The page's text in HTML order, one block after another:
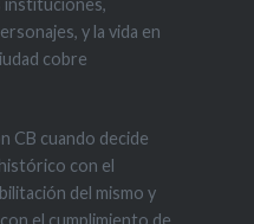
y la vida en
cobre
CB cuando decide
con el
del mismo y